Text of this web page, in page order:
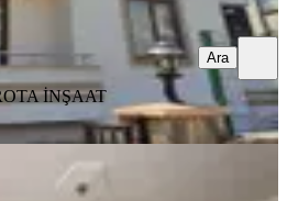
İNŞAAT
Ara
Civarı Kiralık 2+0 Daire